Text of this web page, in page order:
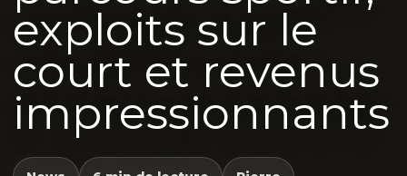
exploits sur le
court et revenus
impressionnants